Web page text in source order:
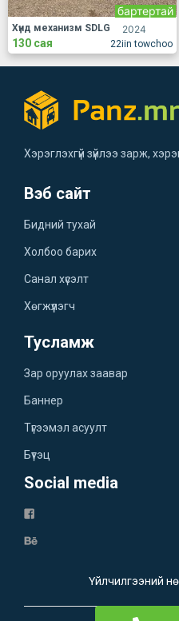
2024
бартертай
22iin towchoo
Хүнд механизм SDLG
130 сая
Хэрэглэхгүй зүйлээ зарж,
Вэб сайт
Бидний тухай
Холбоо барих
Санал хүсэлт
Хөгжүүлэгч
Тусламж
Зар оруулах заавар
Баннер
Түгээмэл асуулт
Бүтэц
Social media
Үйлчилгээний